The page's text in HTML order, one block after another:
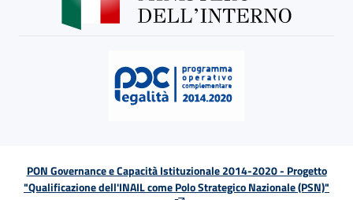
PON Governance e Capacità Istituzionale 2014-2020 - Progetto
"Qualificazione dell'INAIL come Polo Strategico Nazionale (PSN)"